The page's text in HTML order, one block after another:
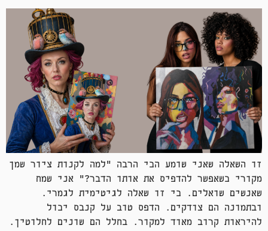
זו השאלה שאני שומע הכי הרבה "למה לקנות ציור שמן
מקורי כשאפשר להדפיס את אותו הדבר?" אני שמח
שאנשים שואלים. כי זו שאלה לגיטימית לגמרי.
ובתמונה הם צודקים. הדפס טוב על קנבס יכול
להיראות קרוב מאוד למקור. בחלל הם שונים לחלוטין.